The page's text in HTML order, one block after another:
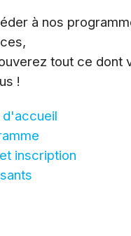
à nos
tout ce dont
!
d'accueil
inscription